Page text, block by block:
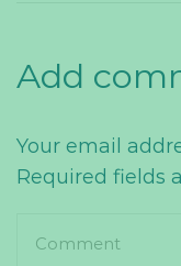
Add
Your email
Required fields